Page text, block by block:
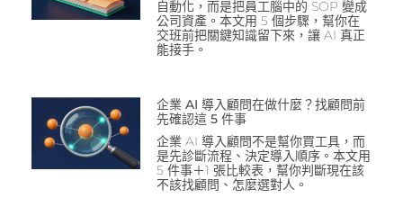
自動化，而是把員工腦中的 SOP 變成
公司資產。本文用 5 個步驟，幫你在
交班前把關鍵知識留下來，讓 AI 真正
能接手。
企業 AI 導入顧問在做什麼？找顧問前
先確認這 5 件事
企業 AI 導入顧問不是幫你買工具，而
是先診斷流程、決定導入順序。本文用
5 件事＋1 張比較表，幫你判斷現在該
不該找顧問、怎麼選對人。